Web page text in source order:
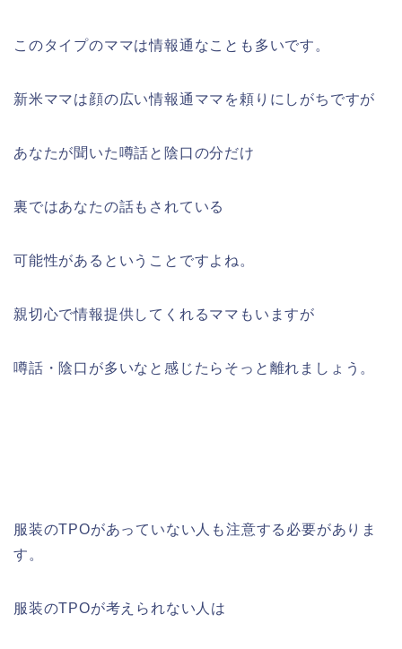
このタイプのママは情報通なことも多いです。
新米ママは顔の広い情報通ママを頼りにしがちですが
あなたが聞いた噂話と陰口の分だけ
裏ではあなたの話もされている
可能性があるということですよね。
親切心で情報提供してくれるママもいますが
噂話・陰口が多いなと感じたらそっと離れましょう。
服装のTPOがあっていない人も注意する必要がありま
す。
服装のTPOが考えられない人は